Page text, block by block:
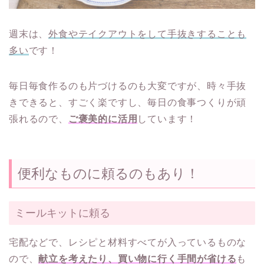
週末は、外食やテイクアウトをして手抜きすることも
多いです！
毎日毎食作るのも片づけるのも大変ですが、時々手抜
きできると、すごく楽ですし、毎日の食事つくりが頑
張れるので、
ご褒美的に活用 しています！
便利なものに頼るのもあり！
ミールキットに頼る
宅配などで、レシピと材料すべてが入っているものな
ので、献立を考えたり、買い物に行く手間が省ける も